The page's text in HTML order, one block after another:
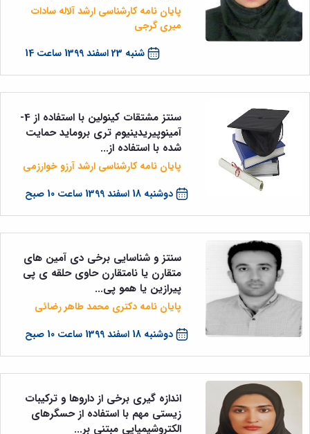
شنبه 23 اسفند 1399 ساعت 14
پایان نامه کارشناسی ارشد آلاله سادات
میری گرجی
دوشنبه 18 اسفند 1399 ساعت 10 صبح
سنتز مشتقات کینولین با استفاده از 4-
آمینوپیریدینیوم تری بروماید حمایت
شده با استفاده از...
پایان نامه کارشناسی ارشد آرزو خوارزمی
دوشنبه 18 اسفند 1399 ساعت 10 صبح
سنتز و شناسایی برخی دی آمین های
متقارن یا نامتقارن حاوی حلقه ی پی
پیرازین یا همو پی...
پایان نامه دکتری محمد طاهر رضائی
اندازه گیری برخی از داروها و ترکیبات
زیستی مهم با استفاده از حسگرهای
الکتروشیمیایی مبتنی بر...